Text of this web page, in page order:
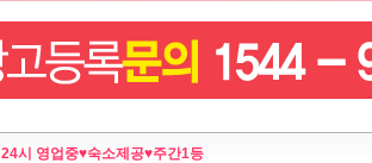
24시 영업중♥숙소제공♥주간1등